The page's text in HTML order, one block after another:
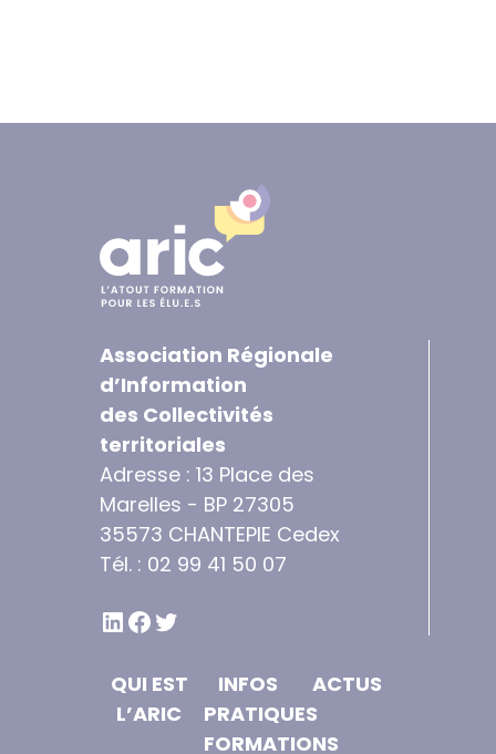
Association Régionale
d’Information
des Collectivités
territoriales
Adresse : 13 Place des
Marelles - BP 27305
35573 CHANTEPIE Cedex
Tél. : 02 99 41 50 07
LINKEDIN
FACEBOOK
TWITTER
QUI EST
L’ARIC
INFOS
PRATIQUES
FORMATIONS
ACTUS